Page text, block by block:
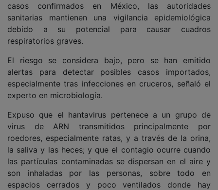
casos confirmados en México, las autoridades
sanitarias mantienen una vigilancia epidemiológica
debido a su potencial para causar cuadros
respiratorios graves.
El riesgo se considera bajo, pero se han emitido
alertas para detectar posibles casos importados,
especialmente tras infecciones en cruceros, señaló el
experto en microbiología.
Expuso que el hantavirus pertenece a un grupo de
virus de ARN transmitidos principalmente por
roedores, especialmente ratas, y a través de la orina,
la saliva y las heces; y que el contagio ocurre cuando
las partículas contaminadas se dispersan en el aire y
son inhaladas por las personas, sobre todo en
espacios cerrados y poco ventilados donde hay